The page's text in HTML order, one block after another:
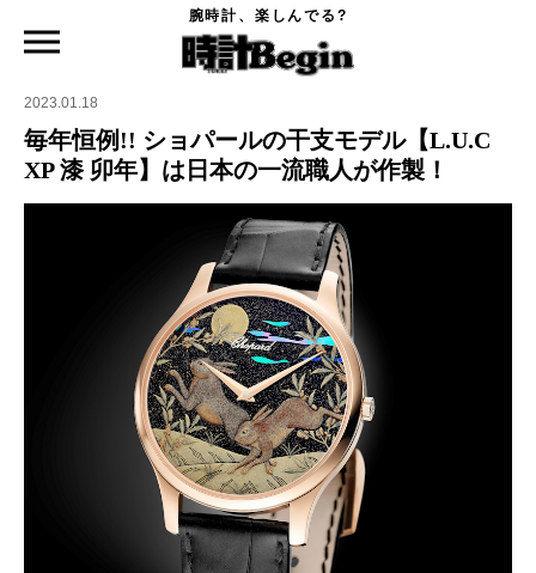
腕時計、楽しんでる?
毎年恒例!! ショパールの干支モデル【L.U.C XP 漆 卯年】は日本の一流職人が作製！
2023.01.18
毎年恒例!! ショパールの干支モデル【L.U.C
XP 漆 卯年】は日本の一流職人が作製！